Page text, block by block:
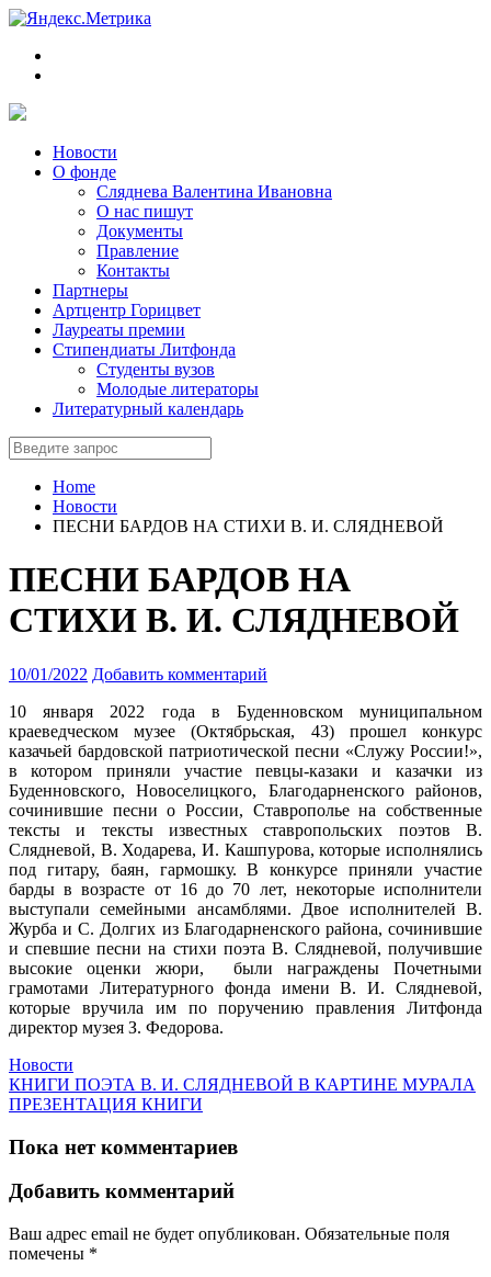
Новости
О фонде
Сляднева Валентина Ивановна
О нас пишут
Документы
Правление
Контакты
Партнеры
Артцентр Горицвет
Лауреаты премии
Стипендиаты Литфонда
Студенты вузов
Молодые литераторы
Литературный календарь
Home
Новости
ПЕСНИ БАРДОВ НА СТИХИ В. И. СЛЯДНЕВОЙ
ПЕСНИ БАРДОВ НА
СТИХИ В. И. СЛЯДНЕВОЙ
10/01/2022 Добавить комментарий
10 января 2022 года в Буденновском муниципальном
краеведческом музее (Октябрьская, 43) прошел конкурс
казачьей бардовской патриотической песни «Служу России!»,
в котором приняли участие певцы-казаки и казачки из
Буденновского, Новоселицкого, Благодарненского районов,
сочинившие песни о России, Ставрополье на собственные
тексты и тексты известных ставропольских поэтов В.
Слядневой, В. Ходарева, И. Кашпурова, которые исполнялись
под гитару, баян, гармошку. В конкурсе приняли участие
барды в возрасте от 16 до 70 лет, некоторые исполнители
выступали семейными ансамблями. Двое исполнителей В.
Журба и С. Долгих из Благодарненского района, сочинившие
и спевшие песни на стихи поэта В. Слядневой, получившие
высокие оценки жюри, были награждены Почетными
грамотами Литературного фонда имени В. И. Слядневой,
которые вручила им по поручению правления Литфонда
директор музея З. Федорова.
Новости
КНИГИ ПОЭТА В. И. СЛЯДНЕВОЙ В КАРТИНЕ МУРАЛА
ПРЕЗЕНТАЦИЯ КНИГИ
Пока нет комментариев
Добавить комментарий
Ваш адрес email не будет опубликован. Обязательные поля
помечены *